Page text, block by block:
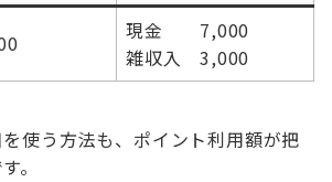
現金 7,000
雑収入 3,000
使う方法も、ポイント利用額が把
。